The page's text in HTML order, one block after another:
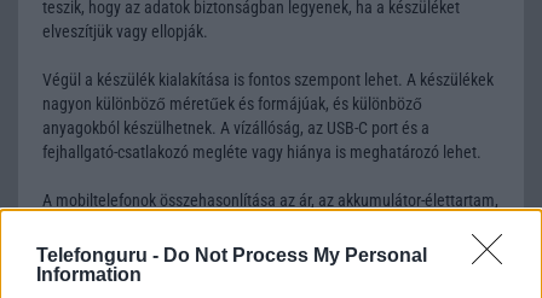
Telefonguru - Do Not Process My Personal
Information
teszik, hogy az adatok biztonságban legyenek, ha a készüléket
elveszítjük vagy ellopják.
Végül a készülék kialakítása is fontos szempont lehet. A készülékek
nagyon különböző méretűek és formájúak, és különböző
anyagokból készülhetnek. A vízállóság, az USB-C port és a
fejhallgató-csatlakozó megléte vagy hiánya is meghatározó lehet.
A mobiltelefonok összehasonlítása az ár, az akkumulátor-élettartam,
kialakítás szempontjából döntő fontosságú lehet. Ezek a
szempontok kritikusak ahhoz, hogy megtaláljuk azokat a